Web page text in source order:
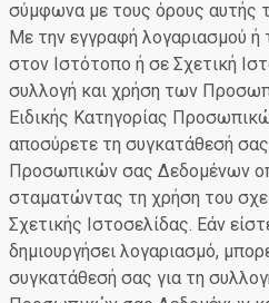
σύμφωνα με τους όρους αυτής
Με την εγγραφή λογαριασμού
στον Ιστότοπο ή σε Σχετική
συλλογή και χρήση των
Ειδικής Κατηγορίας
αποσύρετε τη συγκατάθεσή
Προσωπικών σας Δεδομένων
σταματώντας τη χρήση του
Σχετικής Ιστοσελίδας. Εάν
δημιουργήσει λογαριασμό,
συγκατάθεσή σας για τη